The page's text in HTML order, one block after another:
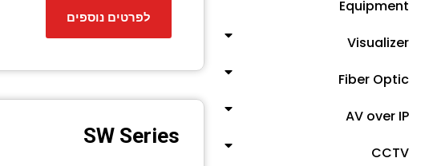
Equipment
Visualizer
Fiber Optic
AV over IP
CCTV
לפרטים נוספים
SW Series